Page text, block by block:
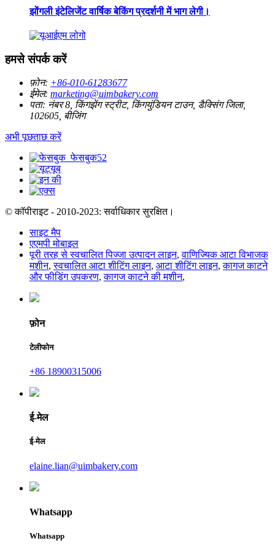
झोंगली इंटेलिजेंट वार्षिक बेकिंग प्रदर्शनी में भाग लेगी।
हमसे संपर्क करें
फ़ोन: +86-010-61283677
ईमेल: marketing@uimbakery.com
पता: नंबर 8, किंगझेंग स्ट्रीट, किंगयुंडियन टाउन, डैक्सिंग जिला,
102605, बीजिंग
अभी पूछताछ करें
© कॉपीराइट - 2010-2023: सर्वाधिकार सुरक्षित।
साइट मैप
एएमपी मोबाइल
पूरी तरह से स्वचालित पिज्जा उत्पादन लाइन,वाणिज्यिक आटा विभाजक
मशीन,स्वचालित आटा शीटिंग लाइन, आटा शीटिंग लाइन,कागज काटने
और फीडिंग उपकरण,कागज काटने की मशीन,
फ़ोन
टेलीफोन
+86 18900315006
ई-मेल
ई-मेल
elaine.lian@uimbakery.com
Whatsapp
Whatsapp